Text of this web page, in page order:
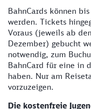
BahnCards können
werden. Tickets
Voraus (jeweils ab
Dezember) gebucht
notwendig, zum
BahnCard für eine in
haben. Nur am
vorzuzeigen.
Die kostenfreie